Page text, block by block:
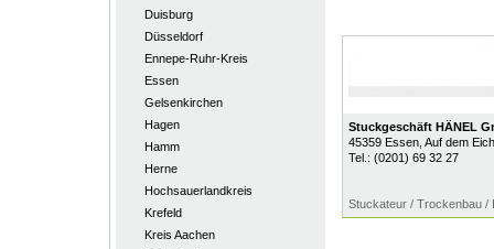
Duisburg
Düsseldorf
Ennepe-Ruhr-Kreis
Essen
Gelsenkirchen
Hagen
Hamm
Herne
Hochsauerlandkreis
Krefeld
Kreis Aachen
Stuckgeschäft HÄNEL
45359 Essen, Auf dem
Tel.: (0201) 69 32 27
Stuckateur / Trockenbau /